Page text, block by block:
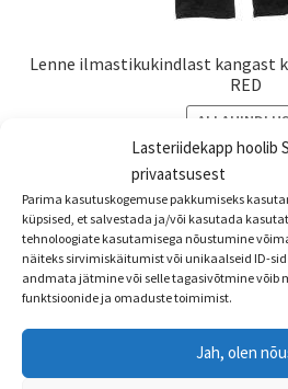
Lasteriidekapp hoolib
privaatsusest
Parima kasutuskogemuse pakkumiseks
küpsised, et salvestada ja/või kasutada
tehnoloogiate kasutamisega nõustumine
näiteks sirvimiskäitumist või unikaalseid ID-sid
andmata jätmine või selle tagasivõtmine võib
funktsioonide ja omaduste toimimist.
Jah, olen
Lenne ilmastikukindlast kangast
RED
€49.90
hind
oli:
Vali